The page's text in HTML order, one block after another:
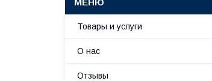
Товары и услуги
О нас
Отзывы